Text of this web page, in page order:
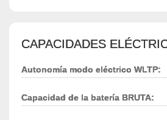
CAPACIDADES
Autonomía modo eléctrico WLTP:
Capacidad de la batería BRUTA: